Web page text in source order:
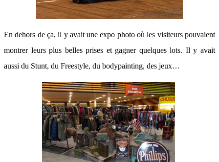
En dehors de ça, il y avait une expo photo où les visiteurs pouvaient
montrer leurs plus belles prises et gagner quelques lots. Il y avait
aussi du Stunt, du Freestyle, du bodypainting, des jeux…